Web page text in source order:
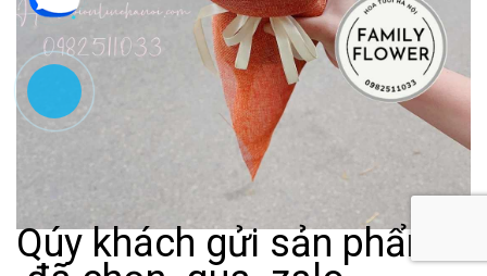
Qúy khách gửi sản phẩm